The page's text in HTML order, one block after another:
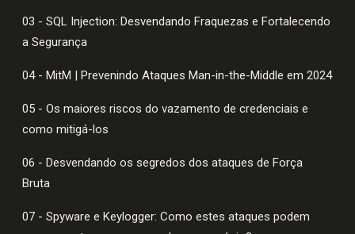
03 - SQL Injection: Desvendando Fraquezas e Fortalecendo
a Segurança
04 - MitM | Prevenindo Ataques Man-in-the-Middle em 2024
05 - Os maiores riscos do vazamento de credenciais e
como mitigá-los
06 - Desvendando os segredos dos ataques de Força
Bruta
07 - Spyware e Keylogger: Como estes ataques podem